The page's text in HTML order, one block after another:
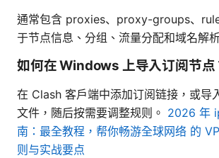
通常包含 proxies、proxy-groups、
于节点信息、分组、流量分配和域名解
如何在 Windows 上导入订阅节点
在 Clash 客户端中添加订阅链接，或导
文件，随后按需要调整规则。 2026 年
南：最全教程，帮你畅游全球网络 的
则与实战要点